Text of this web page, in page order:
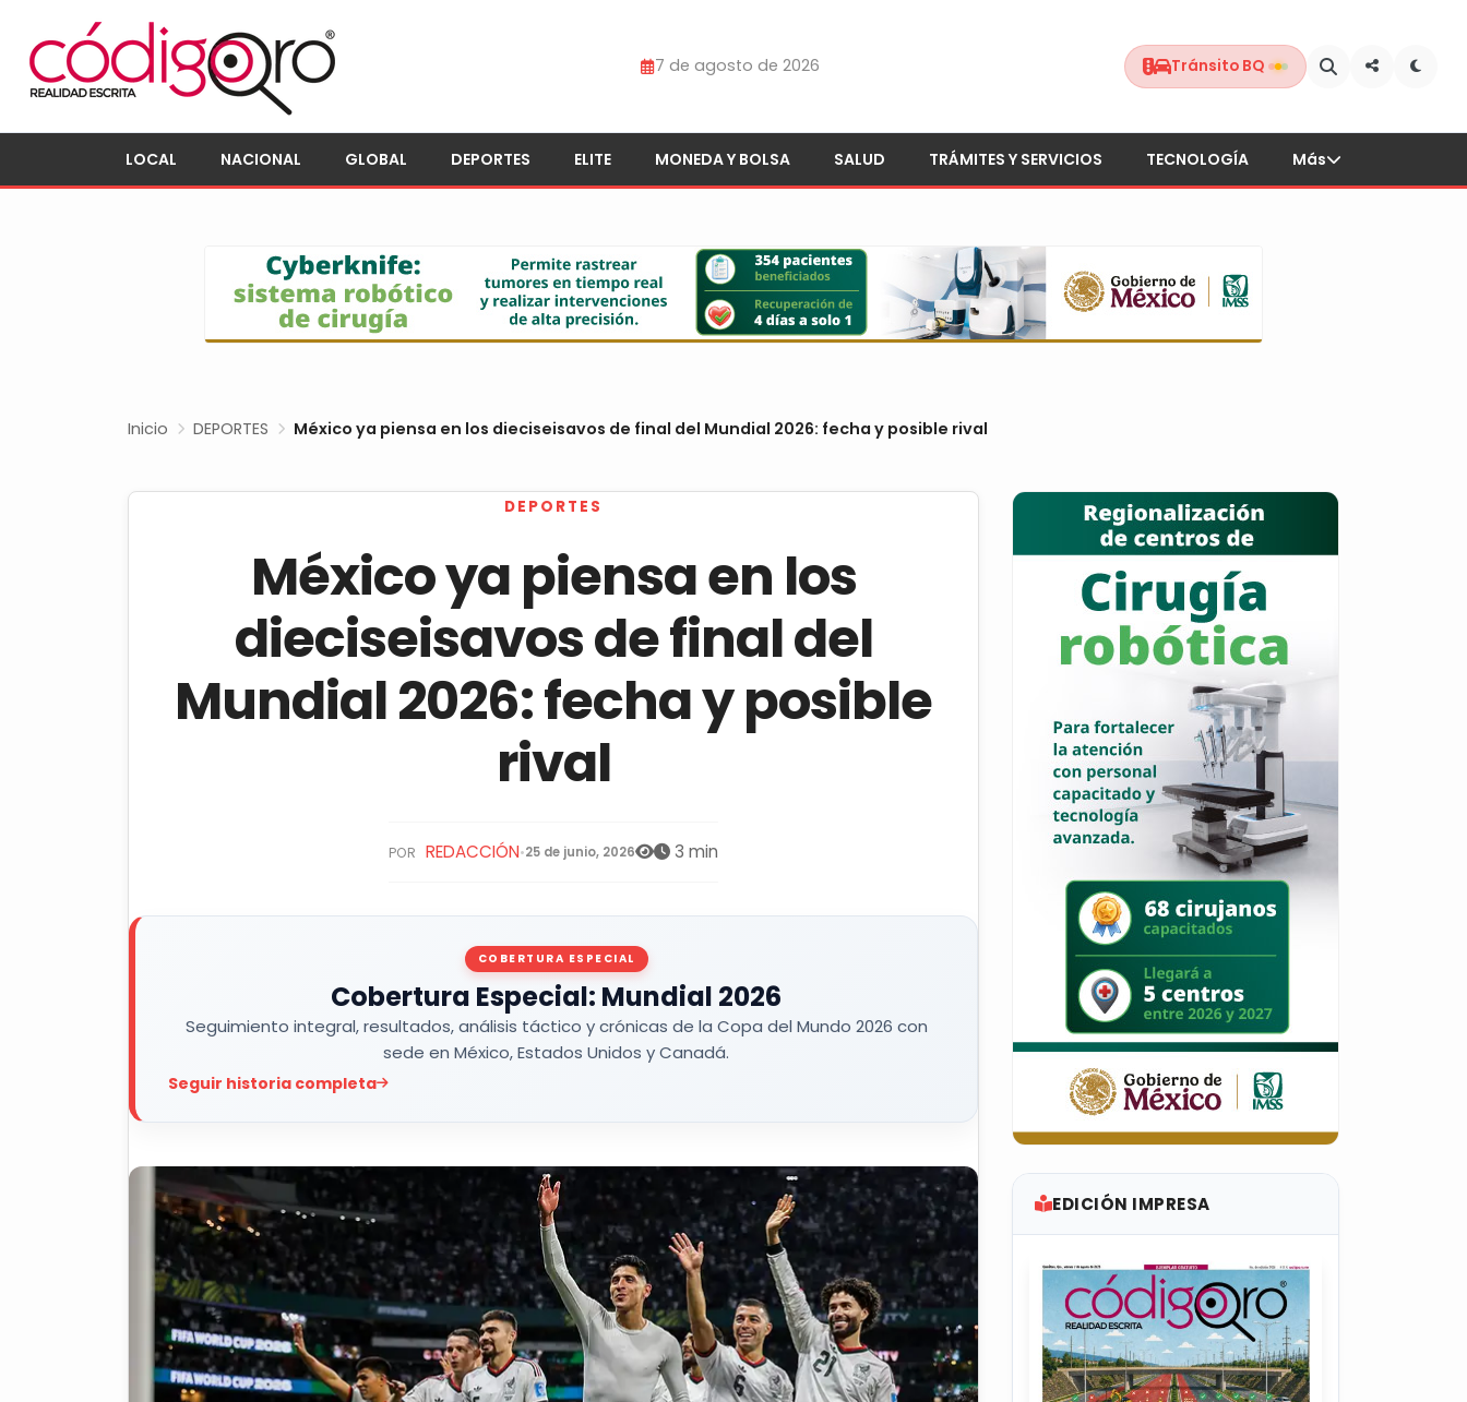
7 de agosto de 2026 Tránsito BQ
LOCAL NACIONAL GLOBAL DEPORTES ELITE MONEDA Y BOLSA SALUD TRÁMITES Y SERVICIOS TECNOLOGÍA Más
Inicio DEPORTES México ya piensa en los dieciseisavos de final del Mundial 2026: fecha y posible rival
DEPORTES
México ya piensa en los
dieciseisavos de final del
Mundial 2026: fecha y posible
rival
POR REDACCIÓN•25 de junio, 2026 3 min
COBERTURA ESPECIAL
Cobertura Especial: Mundial 2026
Seguimiento integral, resultados, análisis táctico y crónicas de la Copa del Mundo 2026 con
sede en México, Estados Unidos y Canadá.
Seguir historia completa
EDICIÓN IMPRESA